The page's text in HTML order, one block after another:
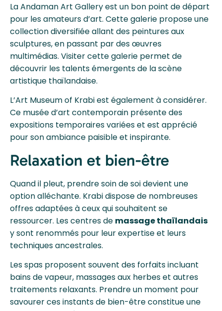
La Andaman Art Gallery est un bon point de départ
pour les amateurs d’art. Cette galerie propose une
collection diversifiée allant des peintures aux
sculptures, en passant par des œuvres
multimédias. Visiter cette galerie permet de
découvrir les talents émergents de la scène
artistique thaïlandaise.
L’Art Museum of Krabi est également à considérer.
Ce musée d’art contemporain présente des
expositions temporaires variées et est apprécié
pour son ambiance paisible et inspirante.
Relaxation et bien-être
Quand il pleut, prendre soin de soi devient une
option alléchante. Krabi dispose de nombreuses
offres adaptées à ceux qui souhaitent se
ressourcer. Les centres de massage thaïlandais
y sont renommés pour leur expertise et leurs
techniques ancestrales.
Les spas proposent souvent des forfaits incluant
bains de vapeur, massages aux herbes et autres
traitements relaxants. Prendre un moment pour
savourer ces instants de bien-être constitue une